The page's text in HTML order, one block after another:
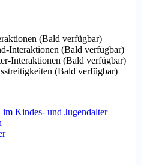
(Bald verfügbar)
Interaktionen (Bald verfügbar)
Interaktionen (Bald verfügbar)
(Bald verfügbar)
Kindes- und Jugendalter